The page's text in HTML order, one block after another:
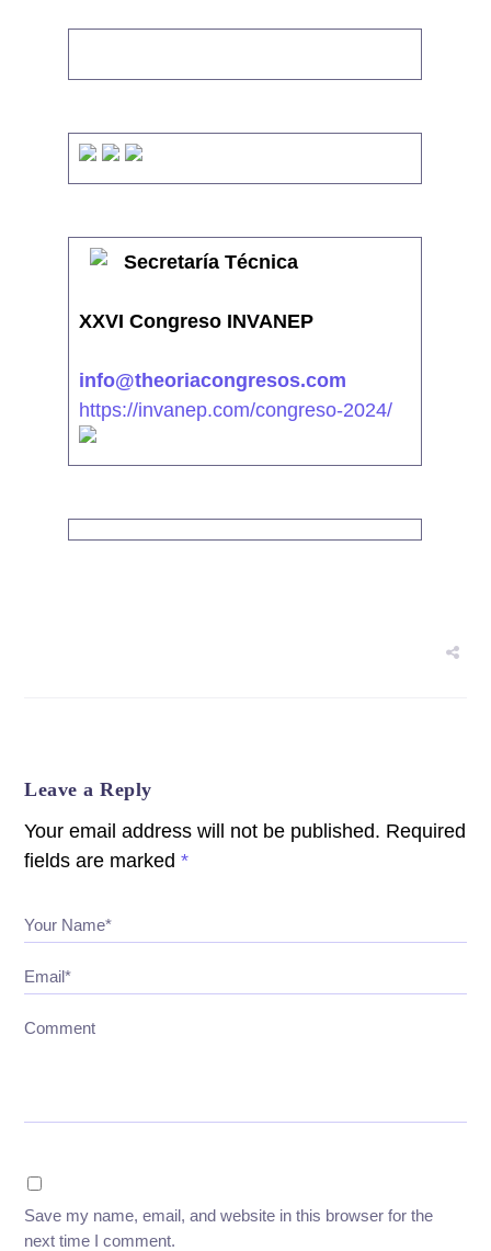
Secretaría Técnica
XXVI Congreso INVANEP
info@theoriacongresos.com
https://invanep.com/congreso-2024/
Leave a Reply
Your email address will not be published. Required
fields are marked*
Your Name*
Email*
Comment
Save my name, email, and website in this browser for the
next time I comment.